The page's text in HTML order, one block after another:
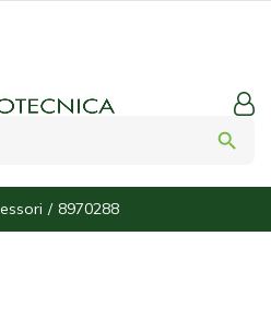
search
8970288